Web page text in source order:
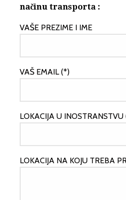
načinu transporta :
VAŠE PREZIME I IME
VAŠ EMAIL (*)
LOKACIJA U INOSTRANSTVU
LOKACIJA NA KOJU TREBA